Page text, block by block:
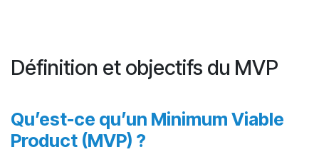
Définition et objectifs du MVP
Qu’est-ce qu’un Minimum Viable
Product (MVP) ?